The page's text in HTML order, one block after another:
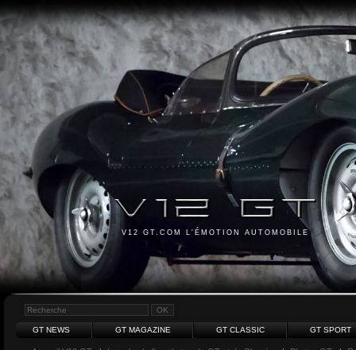
V12 GT.COM L'ÉMOTION AUTOMOBILE
GT NEWS GT MAGAZINE GT CLASSIC GT SPORT